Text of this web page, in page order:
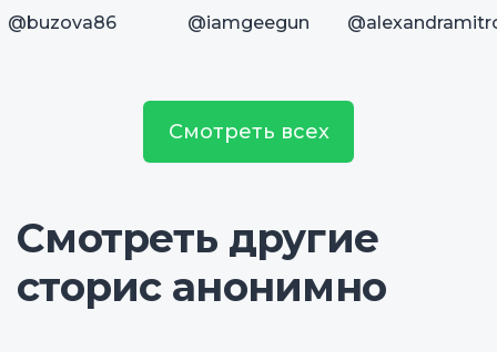
@buzova86 @iamgeegun
Смотреть всех
Смотреть другие
сторис анонимно